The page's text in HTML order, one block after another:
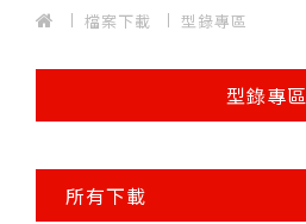
檔案下載 型錄專區
型錄專區
所有下載